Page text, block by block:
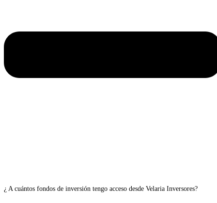
¿ A cuántos fondos de inversión tengo acceso desde Velaria Inversores?